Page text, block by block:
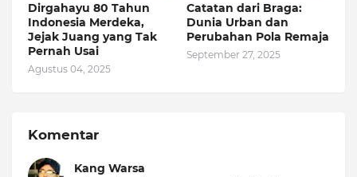
Dirgahayu 80 Tahun
Indonesia Merdeka,
Jejak Juang yang Tak
Pernah Usai
Agustus 04, 2025
Catatan dari Braga:
Dunia Urban dan
Perubahan Pola Remaja
September 27, 2025
Komentar
Kang Warsa